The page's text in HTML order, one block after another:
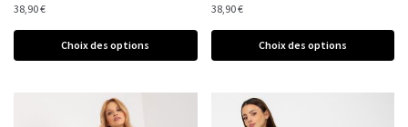
38,90€
Choix des options
38,90€
Choix des options